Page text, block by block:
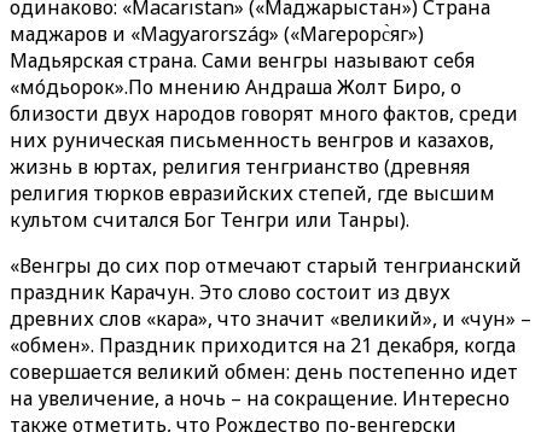
одинаково: «Macarıstan» («Маджарыстан») Страна
маджаров и «Magyarország» («Магерорс̀яг»)
Мадьярская страна. Сами венгры называют себя
«мо́дьорок».По мнению Андраша Жолт Биро, о
близости двух народов говорят много фактов, среди
них руническая письменность венгров и казахов,
жизнь в юртах, религия тенгрианство (древняя
религия тюрков евразийских степей, где высшим
культом считался Бог Тенгри или Танры).
«Венгры до сих пор отмечают старый тенгрианский
праздник Карачун. Это слово состоит из двух
древних слов «кара», что значит «великий», и «чун» –
«обмен». Праздник приходится на 21 декабря, когда
совершается великий обмен: день постепенно идет
на увеличение, а ночь – на сокращение. Интересно
также отметить, что Рождество по-венгерски